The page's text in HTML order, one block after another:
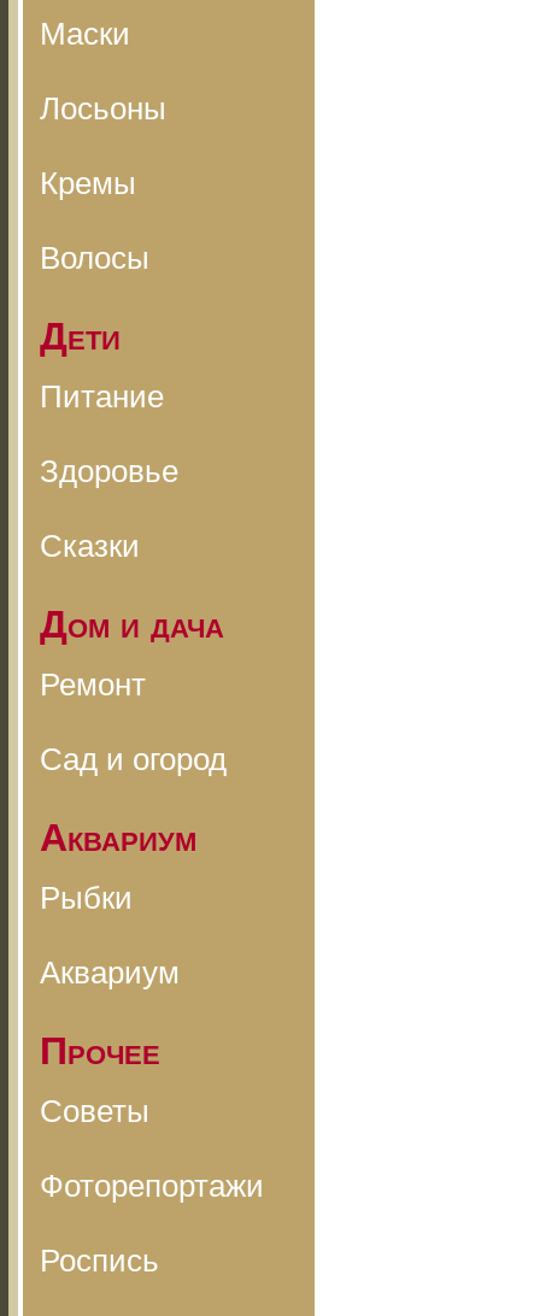
Маски
Лосьоны
Кремы
Волосы
Дети
Питание
Здоровье
Сказки
Дом и дача
Ремонт
Сад и огород
Аквариум
Рыбки
Аквариум
Прочее
Советы
Фоторепортажи
Роспись